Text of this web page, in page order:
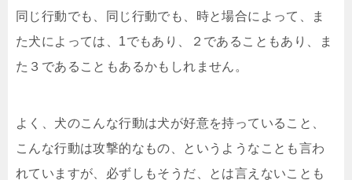
同じ行動でも、同じ行動でも、時と場合によって、ま
た犬によっては、1でもあり、２であることもあり、ま
た３であることもあるかもしれません。
よく、犬のこんな行動は犬が好意を持っていること、
こんな行動は攻撃的なもの、というようなことも言わ
れていますが、必ずしもそうだ、とは言えないことも